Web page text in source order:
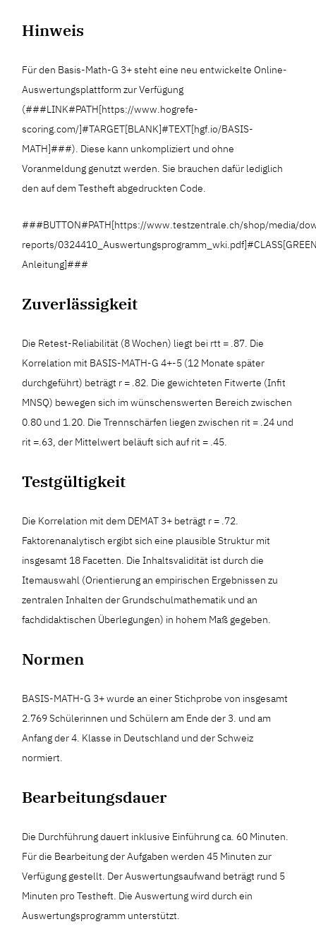
Hinweis
Für den Basis-Math-G 3+ steht eine neu entwickelte Online-
Auswertungsplattform zur Verfügung
(###LINK#PATH[https://www.hogrefe-
scoring.com/]#TARGET[BLANK]#TEXT[hgf.io/BASIS-
MATH]###). Diese kann unkompliziert und ohne
Voranmeldung genutzt werden. Sie brauchen dafür lediglich
den auf dem Testheft abgedruckten Code.
###BUTTON#PATH[https://www.testzentrale.ch/shop/media/
reports/
Anleitung]###
Zuverlässigkeit
Die Retest-Reliabilität (8 Wochen) liegt bei rtt = .87. Die
Korrelation mit BASIS-MATH-G 4+-5 (12 Monate später
durchgeführt) beträgt r = .82. Die gewichteten Fitwerte (Infit
MNSQ) bewegen sich im wünschenswerten Bereich zwischen
0.80 und 1.20. Die Trennschärfen liegen zwischen rit = .24 und
rit =.63, der Mittelwert beläuft sich auf rit = .45.
Testgültigkeit
Die Korrelation mit dem DEMAT 3+ beträgt r = .72.
Faktorenanalytisch ergibt sich eine plausible Struktur mit
insgesamt 18 Facetten. Die Inhaltsvalidität ist durch die
Itemauswahl (Orientierung an empirischen Ergebnissen zu
zentralen Inhalten der Grundschulmathematik und an
fachdidaktischen Überlegungen) in hohem Maß gegeben.
Normen
BASIS-MATH-G 3+ wurde an einer Stichprobe von insgesamt
2.769 Schülerinnen und Schülern am Ende der 3. und am
Anfang der 4. Klasse in Deutschland und der Schweiz
normiert.
Bearbeitungsdauer
Die Durchführung dauert inklusive Einführung ca. 60 Minuten.
Für die Bearbeitung der Aufgaben werden 45 Minuten zur
Verfügung gestellt. Der Auswertungsaufwand beträgt rund 5
Minuten pro Testheft. Die Auswertung wird durch ein
Auswertungsprogramm unterstützt.